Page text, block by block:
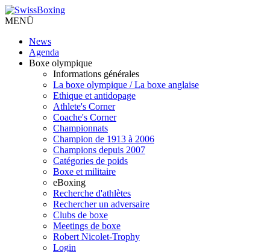
MENÜ
News
Agenda
Boxe olympique
Informations générales
La boxe olympique / La boxe anglaise
Ethique et antidopage
Athlete's Corner
Coache's Corner
Championnats
Champion de 1913 à 2006
Champions depuis 2007
Catégories de poids
Boxe et militaire
eBoxing
Recherche d'athlètes
Rechercher un adversaire
Clubs de boxe
Meetings de boxe
Robert Nicolet-Trophy
Login